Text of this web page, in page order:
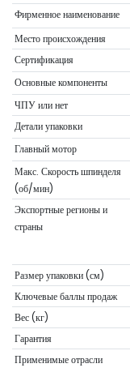
Фирменное наименование
Место происхождения
Сертификация
Основные компоненты
ЧПУ или нет
Детали упаковки
Главный мотор
Макс. Скорость шпинделя
(об/мин)
Экспортные регионы и
страны
Размер упаковки (см)
Ключевые баллы продаж
Вес (кг)
Гарантия
Применимые отрасли